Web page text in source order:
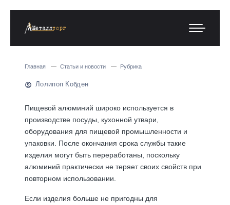
Главная Статьи и новости Рубрика
Лолипоп Кобден
Пищевой алюминий широко используется в
производстве посуды, кухонной утвари,
оборудования для пищевой промышленности и
упаковки. После окончания срока службы такие
изделия могут быть переработаны, поскольку
алюминий практически не теряет своих свойств при
повторном использовании.
Если изделия больше не пригодны для